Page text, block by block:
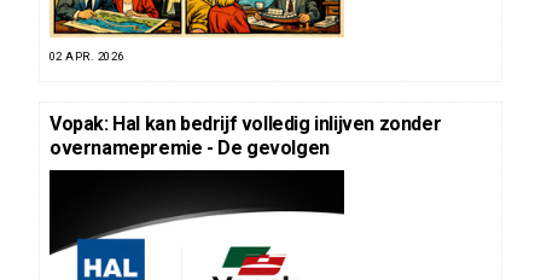
02 APR. 2026
Vopak: Hal kan bedrijf volledig inlijven zonder
overnamepremie - De gevolgen